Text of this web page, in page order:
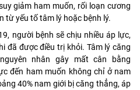
giảm ham muốn, rối loạn cương
từ yếu tố tâm lý hoặc bệnh lý.
người bệnh sẽ chịu nhiều áp lực,
đã được điều trị khỏi. Tâm lý căng
nhân gây mất cân bằng
đến ham muốn không chỉ ở nam
40% nam giới bị căng thẳng, áp